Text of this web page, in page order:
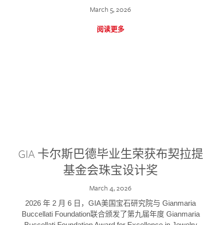
March 5, 2026
阅读更多
GIA 卡尔斯巴德毕业生荣获布契拉提
基金会珠宝设计奖
March 4, 2026
2026 年 2 月 6 日，GIA美国宝石研究院与 Gianmaria
Buccellati Foundation联合颁发了第九届年度 Gianmaria